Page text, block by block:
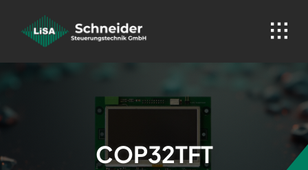
content
COP32TFT